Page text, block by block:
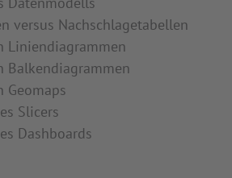
versus Nachschlagetabellen
Liniendiagrammen
Balkendiagrammen
Geomaps
Slicers
Dashboards